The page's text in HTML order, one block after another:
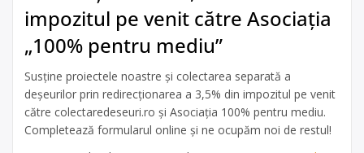
impozitul pe venit către Asociația
„100% pentru mediu”
Susține proiectele noastre și colectarea separată a
deșeurilor prin redirecționarea a 3,5% din impozitul pe venit
către colectaredeseuri.ro și Asociația 100% pentru mediu.
Completează formularul online și ne ocupăm noi de restul!